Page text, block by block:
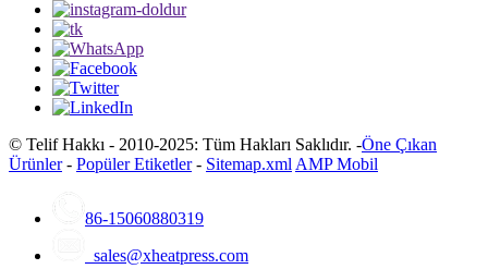
© Telif Hakkı - 2010-2025: Tüm Hakları Saklıdır. -Öne Çıkan
Ürünler- Popüler Etiketler- Sitemap.xml AMP Mobil
86-15060880319
sales@xheatpress.com